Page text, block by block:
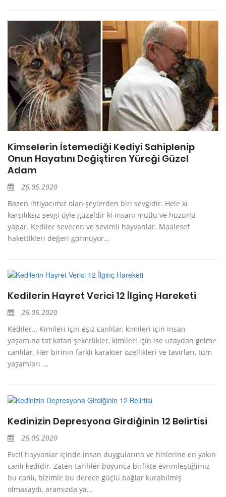
Kimselerin İstemediği Kediyi Sahiplenip
Onun Hayatını Değiştiren Yüreği Güzel
Adam
26.05.2020
Bazen ihtiyacımız olan şeylerden biri sevgidir. Hele ki
karşılıksız sevgi öyle güzeldir ki insanı mutlu ve huzurlu
yapar. Kediler sevecen ve sevimli hayvanlar. Maalesef
hakettikleri değeri görmüyor...
Kedilerin Hayret Verici 12 İlginç Hareketi
26.05.2020
Kediler… Kimileri için eşiz canlılar, kimileri için insan
yaşamına tat katan şekerlikler, kimileri için ise uzaydan gelme
canlılar. Her birinin farklı karakter özellikleri ve tavırları, tüm
yaşamları ...
Kedinizin Depresyona Girdiğinin 12 Belirtisi
26.05.2020
Evcil hayvanlar içinde insan duygularına ve hislerine en yakın
canlı kedidir. Zaten tarihler boyunca birlikte evrimleştiğimiz
bu canlı, bizimle bu derece güçlü bağlar kurabilmiş
olmasaydı, aramızda ya...